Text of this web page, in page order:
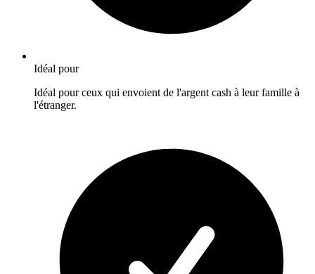
Idéal pour
Idéal pour ceux qui envoient de l'argent cash à leur famille à
l'étranger.